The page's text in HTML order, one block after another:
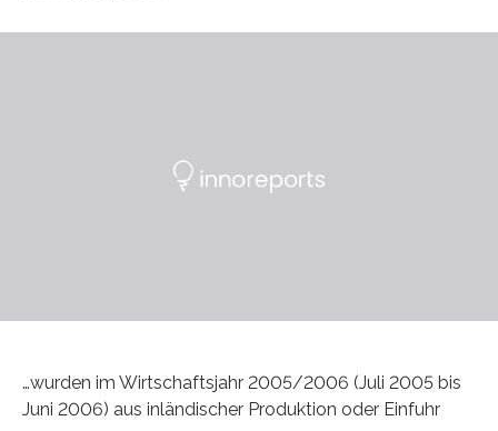
…wurden im Wirtschaftsjahr 2005/2006 (Juli 2005 bis
Juni 2006) aus inländischer Produktion oder Einfuhr